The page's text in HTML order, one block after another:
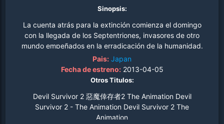
Sinopsis:
La cuenta atrás para la extinción comienza el domingo
con la llegada de los Septentriones, invasores de otro
mundo empeñados en la erradicación de la humanidad.
Atrapados en el fuego cruzado, Hibiki Kuze y sus amigos
se unen a la guerra por la supervivencia de la humanidad
firmando contratos con demonios para convertirse en
la atención de JP's, una agencia clandestina dirigida por
Yamato Houtsuin. Una vez reclutados por JP's, Hibiki y
sus amigos luchan y se relacionan con otros ciudadanos
Pais: Japan
Fecha de estreno:2013-04-05
Otros Titulos:
Devil Survivor 2 惡魔倖存者2 The Animation Devil
Survivor 2 - The Animation Devil Survivor 2 The
Animation